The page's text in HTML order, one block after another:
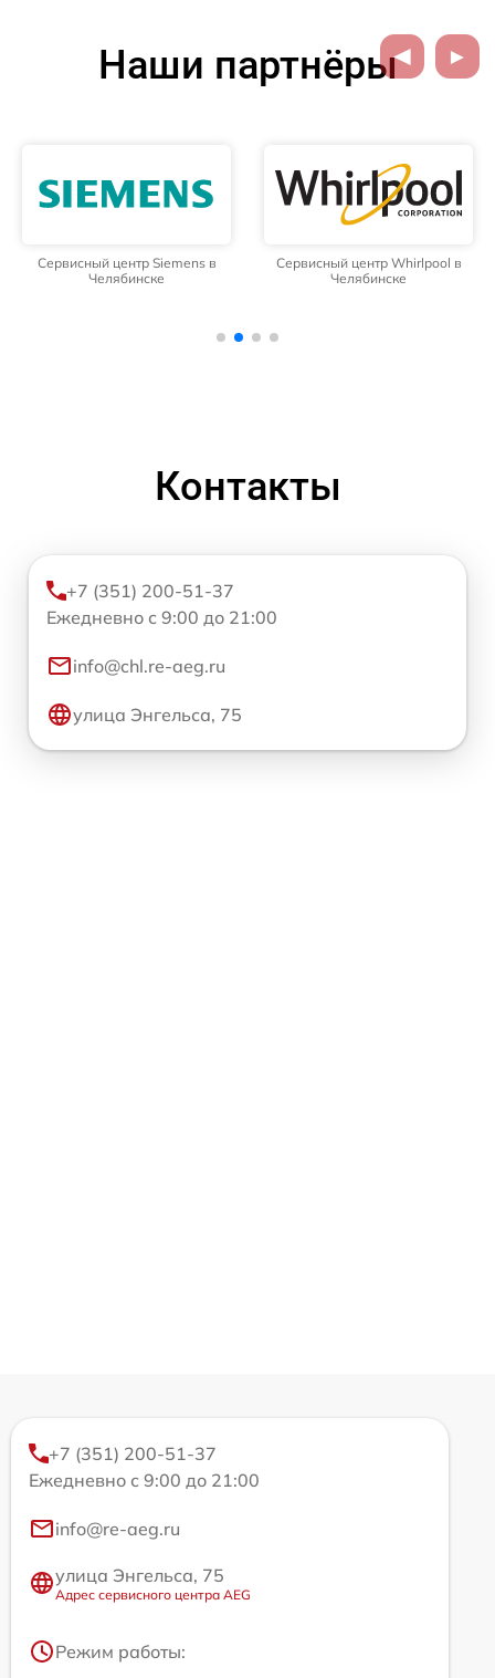
Наши партнёры
Сервисный центр Siemens в
Челябинске
Сервисный центр Whirlpool в
Челябинске
Контакты
+7 (351) 200-51-37
Ежедневно с 9:00 до 21:00
info@chl.re-aeg.ru
улица Энгельса, 75
+7 (351) 200-51-37
Ежедневно с 9:00 до 21:00
info@re-aeg.ru
улица Энгельса, 75
Адрес сервисного центра AEG
Режим работы: